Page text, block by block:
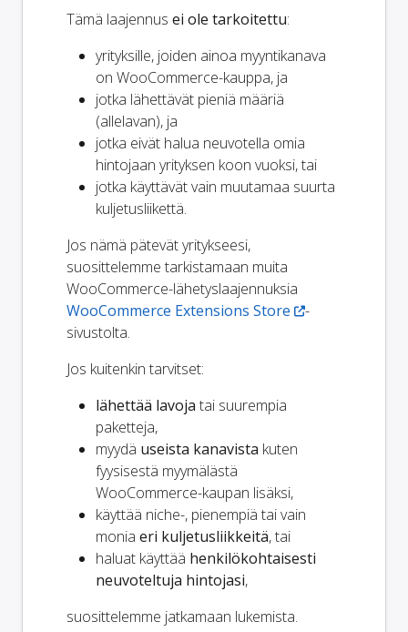
Tämä laajennus ei ole tarkoitettu:
yrityksille, joiden ainoa myyntikanava
on WooCommerce-kauppa, ja
jotka lähettävät pieniä määriä
(allelavan), ja
jotka eivät halua neuvotella omia
hintojaan yrityksen koon vuoksi, tai
jotka käyttävät vain muutamaa suurta
kuljetusliikettä.
Jos nämä pätevät yritykseesi,
suosittelemme tarkistamaan muita
WooCommerce-lähetyslaajennuksia
WooCommerce Extensions Store
-
sivustolta.
Jos kuitenkin tarvitset:
lähettää lavoja tai suurempia
paketteja,
myydä useista kanavista kuten
fyysisestä myymälästä
WooCommerce-kaupan lisäksi,
käyttää niche-, pienempiä tai vain
monia eri kuljetusliikkeitä, tai
haluat käyttää henkilökohtaisesti
neuvoteltuja hintojasi,
suosittelemme jatkamaan lukemista.